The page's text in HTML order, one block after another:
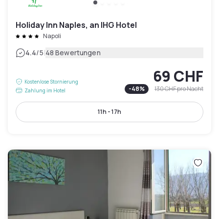
Holiday Inn Naples, an IHG Hotel
Napoli
4.4/5|48 Bewertungen
Kostenlose Stornierung
Zahlung im Hotel
69 CHF
-48% 130 CHFpro Nacht
11h - 17h